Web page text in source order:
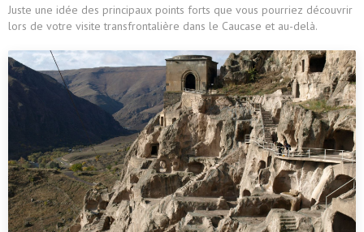
Juste une idée des principaux points forts que vous pourriez découvrir
lors de votre visite transfrontalière dans le Caucase et au-delà.